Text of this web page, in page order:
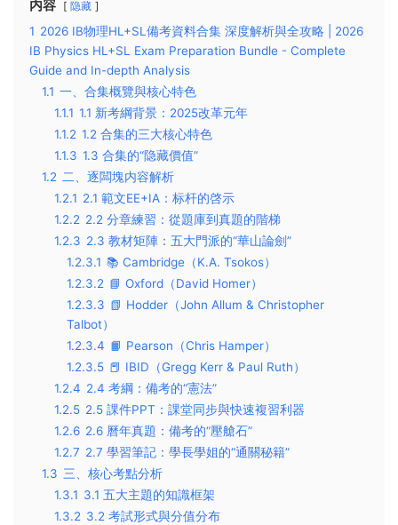
内容 隐藏
1 2026 IB物理HL+SL備考資料合集 深度解析與全攻略 | 2026
IB Physics HL+SL Exam Preparation Bundle - Complete
Guide and In-depth Analysis
1.1 一、合集概覽與核心特色
1.1.1 1.1 新考綱背景：2025改革元年
1.1.2 1.2 合集的三大核心特色
1.1.3 1.3 合集的“隐藏價值”
1.2 二、逐闆塊内容解析
1.2.1 2.1 範文EE+IA：标杆的啓示
1.2.2 2.2 分章練習：從題庫到真題的階梯
1.2.3 2.3 教材矩陣：五大門派的“華山論劍”
1.2.3.1 📚 Cambridge（K.A. Tsokos）
1.2.3.2 📘 Oxford（David Homer）
1.2.3.3 📗 Hodder（John Allum & Christopher
Talbot）
1.2.3.4 📙 Pearson（Chris Hamper）
1.2.3.5 📕 IBID（Gregg Kerr & Paul Ruth）
1.2.4 2.4 考綱：備考的“憲法”
1.2.5 2.5 課件PPT：課堂同步與快速複習利器
1.2.6 2.6 曆年真題：備考的“壓艙石”
1.2.7 2.7 學習筆記：學長學姐的“通關秘籍”
1.3 三、核心考點分析
1.3.1 3.1 五大主題的知識框架
1.3.2 3.2 考試形式與分值分布